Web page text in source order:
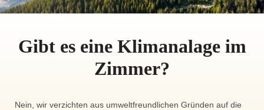
Gibt es eine Klimanalage im
Zimmer?
Nein, wir verzichten aus umweltfreundlichen Gründen auf die